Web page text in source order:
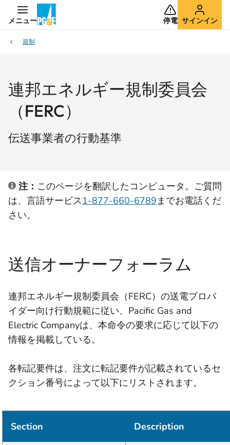
メニュー 停電 サインイン
規制
連邦エネルギー規制委員会
（FERC）
伝送事業者の行動基準
注： このページを翻訳したコンピュータ。ご質問
は、言語サービス1-877-660-6789までお電話くだ
さい。
送信オーナーフォーラム
連邦エネルギー規制委員会（FERC）の送電プロバ
イダー向け行動規範に従い、Pacific Gas and
Electric Companyは、本命令の要求に応じて以下の
情報を掲載している。
各転記要件は、注文に転記要件が記載されているセ
クション番号によって以下にリストされます。
Section Description